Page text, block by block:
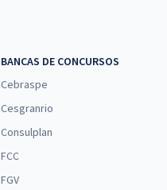
BANCAS DE CONCURSOS
Cebraspe
Cesgranrio
Consulplan
FCC
FGV